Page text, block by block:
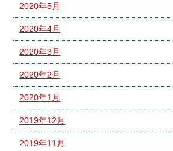
2020年5月
2020年4月
2020年3月
2020年2月
2020年1月
2019年12月
2019年11月